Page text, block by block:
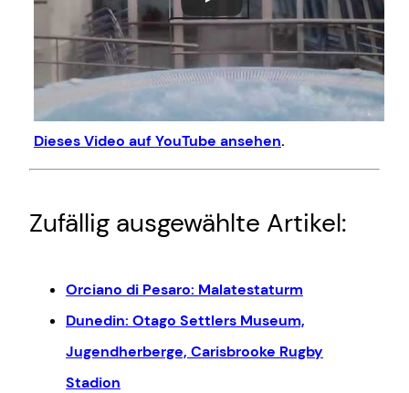
Dieses Video auf YouTube ansehen.
Zufällig ausgewählte Artikel:
Orciano di Pesaro: Malatestaturm
Dunedin: Otago Settlers Museum,
Jugendherberge, Carisbrooke Rugby
Stadion